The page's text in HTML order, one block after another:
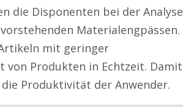
die Disponenten bei der Analyse
Materialengpässen.
mit geringer
von Produkten in Echtzeit. Damit
Produktivität der Anwender.